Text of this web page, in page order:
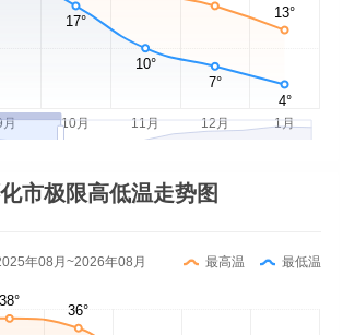
市极限高低温走势图
年08月~2026年08月 最高温 最低温